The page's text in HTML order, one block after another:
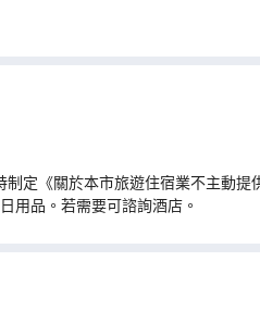
定《關於本市旅遊住宿業不主動提
用品。若需要可諮詢酒店。